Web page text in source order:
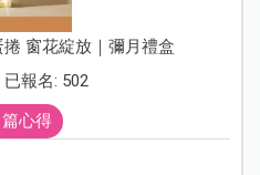
捲 窗花綻放｜彌月禮盒
已報名: 502
篇心得